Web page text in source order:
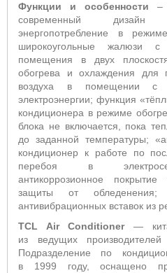
Функции и особенности –
современный дизайн
энергопотребление в
широкоугольные жалюзи
помещения в двух
обогрева и охлаждения для
воздуха в помещении с
электроэнергии; функция
кондиционера в режиме
блока не включается, пока
до заданной температуры;
кондиционер к работе по
перебоя в
антикоррозионное
защиты от
антивибрационных вставок из
TCL Air Conditioner—
из ведущих
Подразделение по
в 1999 году, оснащено